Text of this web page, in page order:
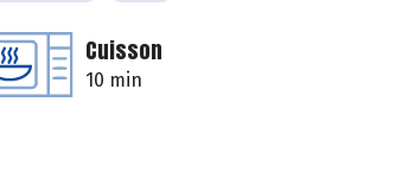
Cuisson
10 min